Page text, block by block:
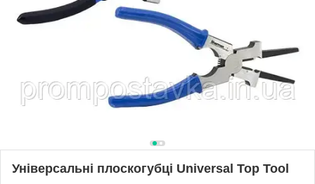
Універсальні плоскогубці Universal Top Tool